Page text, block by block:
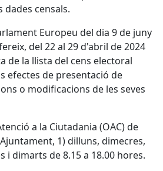
dades censals.
Europeu del dia 9 de juny
del 22 al 29 d'abril de 2024
de la llista del cens electoral
efectes de presentació de
o modificacions de les seves
a la Ciutadania (OAC) de
1) dilluns, dimecres,
i dimarts de 8.15 a 18.00 hores.